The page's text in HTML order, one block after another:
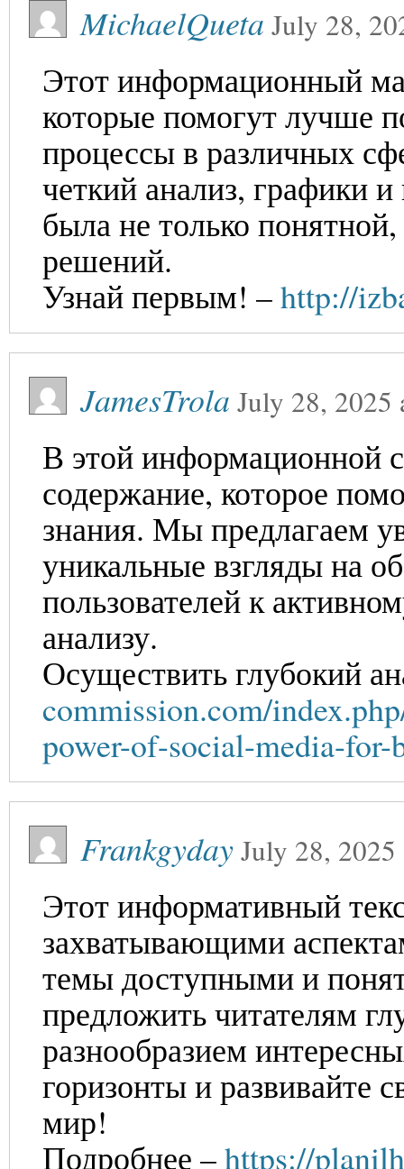
MichaelQueta July 28,
Этот информационный
которые помогут лучше
процессы в различных
четкий анализ, графики
была не только
решений.
Узнай первым! –http://
JamesTrola July 28, 2025
В этой информационной
содержание, которое
знания. Мы предлагаем
уникальные взгляды на
пользователей к
анализу.
Осуществить глубокий
commission.com/
power-of-social-media-for-
FrankgydayJuly 28, 2025
Этот информативный
захватывающими
темы доступными и
предложить читателям
разнообразием
горизонты и развивайте
мир!
Подробнее –https://